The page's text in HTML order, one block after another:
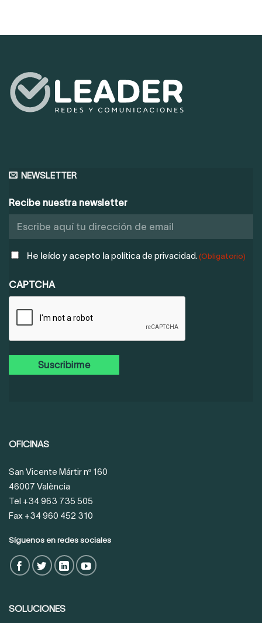
OFICINAS
San Vicente Mártir nº 160
46007 València
Tel +34 963 735 505
Fax +34 960 452 310
Síguenos en redes sociales
SOLUCIONES
NEWSLETTER
Recibe nuestra newsletter
POLÍTICA
PRIVACIDAD
(OBLIGATORIO)
He leído y acepto la política de privacidad. (Obligatorio)
CAPTCHA